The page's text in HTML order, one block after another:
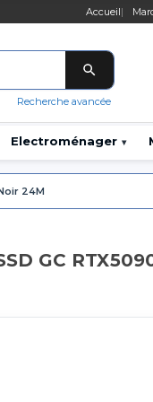
Accueil
Recherche avancée
Electroménager ▾
24M
GC